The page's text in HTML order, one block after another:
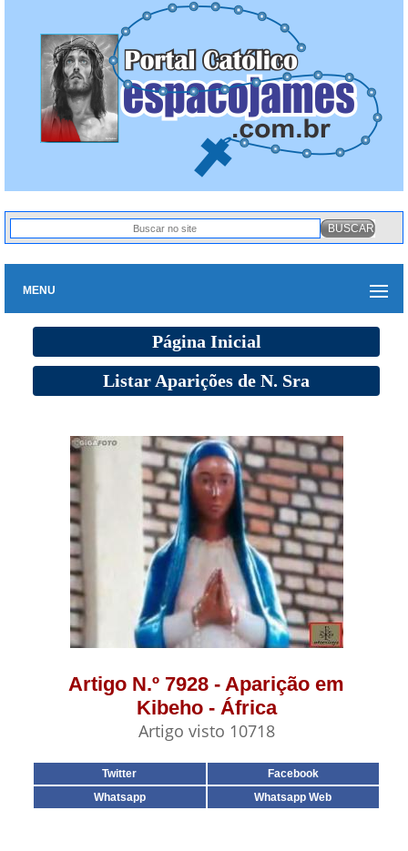
MENU
Página Inicial
Listar Aparições de N. Sra
Artigo N.º 7928 - Aparição em
Kibeho - África
Artigo visto 10718
Twitter
Facebook
Whatsapp
Whatsapp Web